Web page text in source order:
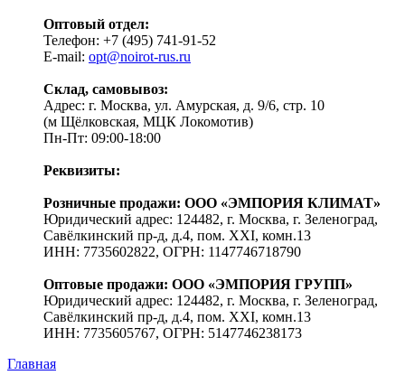
Оптовый отдел:
Телефон: +7 (495) 741-91-52
E-mail: opt@noirot-rus.ru
Склад, самовывоз:
Адрес: г. Москва, ул. Амурская, д. 9/6, стр. 10
(м Щёлковская, МЦК Локомотив)
Пн-Пт: 09:00-18:00
Реквизиты:
Розничные продажи: ООО «ЭМПОРИЯ КЛИМАТ»
Юридический адрес: 124482, г. Москва, г. Зеленоград,
Савёлкинский пр-д, д.4, пом. XXI, комн.13
ИНН: 7735602822, ОГРН: 1147746718790
Оптовые продажи: ООО «ЭМПОРИЯ ГРУПП»
Юридический адрес: 124482, г. Москва, г. Зеленоград,
Савёлкинский пр-д, д.4, пом. XXI, комн.13
ИНН: 7735605767, ОГРН: 5147746238173
Главная